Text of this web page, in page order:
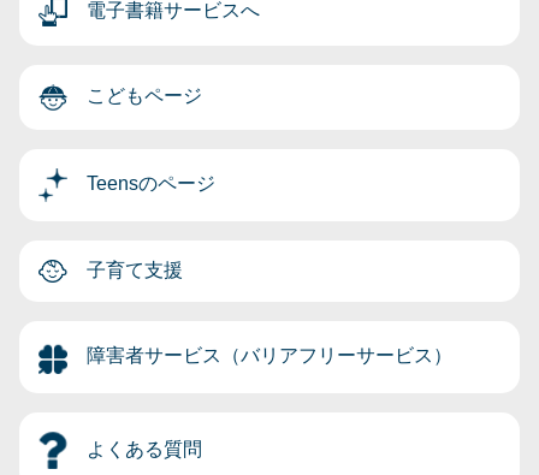
電子書籍サービスへ
こどもページ
Teensのページ
子育て支援
障害者サービス（バリアフリーサービス）
よくある質問